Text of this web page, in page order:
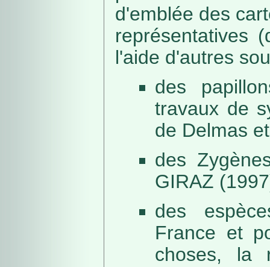
d'emblée des
représentatives
l'aide d'autres
des
travaux de
de Delmas
des
GIRAZ
des
France et
choses, la